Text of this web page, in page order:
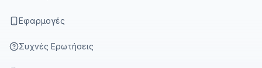
Εφαρμογές
Συχνές Ερωτήσεις